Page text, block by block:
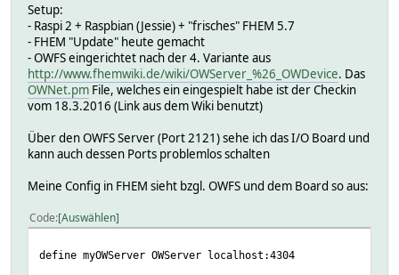
Setup:
- Raspi 2 + Raspbian (Jessie) + "frisches" FHEM 5.7
- FHEM "Update" heute gemacht
- OWFS eingerichtet nach der 4. Variante aus
http://www.fhemwiki.de/wiki/OWServer_%26_OWDevice. Das
OWNet.pm File, welches ein eingespielt habe ist der Checkin
vom 18.3.2016 (Link aus dem Wiki benutzt)
Über den OWFS Server (Port 2121) sehe ich das I/O Board und
kann auch dessen Ports problemlos schalten
Meine Config in FHEM sieht bzgl. OWFS und dem Board so aus:
Code Auswählen
define myOWServer OWServer localhost:4304